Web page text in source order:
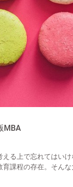
MBA
える上で忘れてはい
課程の存在。そんな